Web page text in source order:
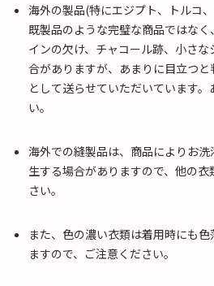
海外の製品(特にエジプト、トルコ
既製品のような完璧な商品ではな
インの欠け、チャコール跡、小さ
合がありますが、あまりに目立つ
として送らせていただいています
い。
海外での縫製品は、商品によりお
生する場合がありますので、他の
さい。
また、色の濃い衣類は着用時にも
ますので、ご注意ください。